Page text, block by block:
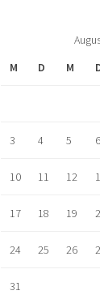
M
D M
3 4 5 6
10 11 12
17 18 19
24 25 26
31